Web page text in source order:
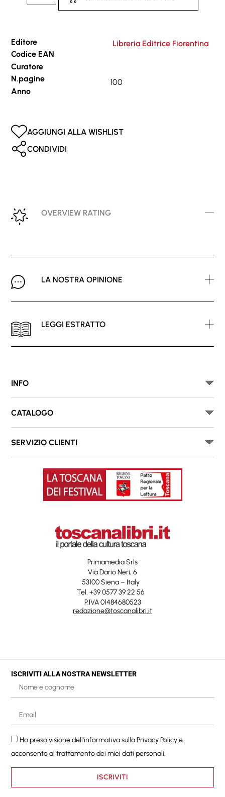
Editore
Libreria Editrice Fiorentina
Codice EAN
Curatore
N.pagine
100
Anno
AGGIUNGI ALLA WISHLIST
CONDIVIDI
OVERVIEW RATING
LA NOSTRA OPINIONE
LEGGI ESTRATTO
INFO
CATALOGO
SERVIZIO CLIENTI
Primamedia Srls
Via Dario Neri, 6
53100 Siena – Italy
Tel. +39 0577 39 22 56
P.IVA 01484680523
redazione@toscanalibri.it
ISCRIVITI ALLA NOSTRA NEWSLETTER
Ho preso visione dell'informativa sullaPrivacy Policye
acconsento al trattamento dei miei dati personali.
ISCRIVITI